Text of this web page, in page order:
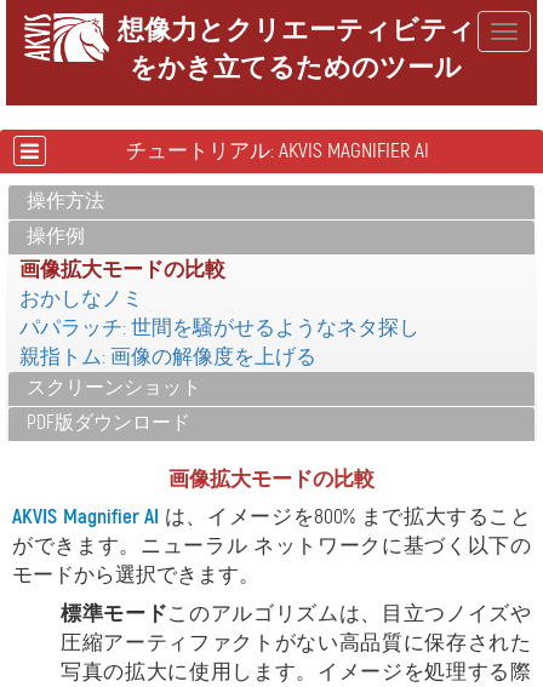
想像力とクリエーティビティ
をかき立てるためのツール
チュートリアル: AKVIS MAGNIFIER AI
操作方法
操作例
画像拡大モードの比較
おかしなノミ
パパラッチ: 世間を騒がせるようなネタ探し
親指トム: 画像の解像度を上げる
スクリーンショット
PDF版ダウンロード
画像拡大モードの比較
AKVIS Magnifier AI は、イメージを800% まで拡大すること
ができます。ニューラル ネットワークに基づく以下の
モードから選択できます。
標準モードこのアルゴリズムは、目立つノイズや
圧縮アーティファクトがない高品質に保存された
写真の拡大に使用します。イメージを処理する際